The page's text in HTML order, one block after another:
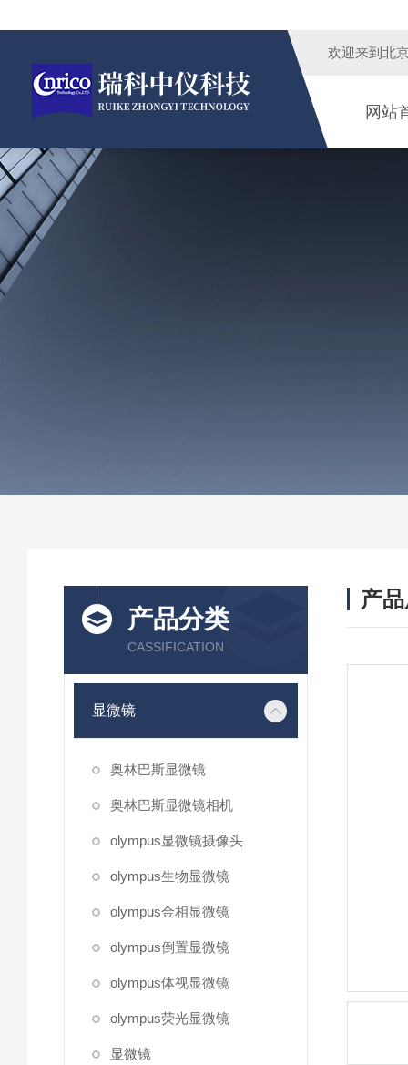
欢迎来到 北
网站
产品分类
CASSIFICATION
显微镜
奥林巴斯显微镜
奥林巴斯显微镜相机
olympus显微镜摄像头
olympus生物显微镜
olympus金相显微镜
olympus倒置显微镜
olympus体视显微镜
olympus荧光显微镜
显微镜
产